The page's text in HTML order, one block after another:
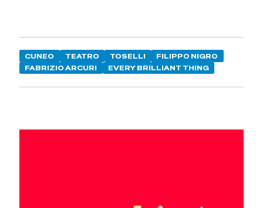
CUNEO TEATRO TOSELLI
FILIPPO NIGRO
FABRIZIO ARCURI
EVERY BRILLIANT THING